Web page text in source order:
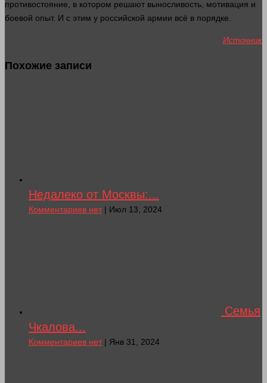
противостояние, в котором решают выносливость, мотивация и
боевой опыт. И с этим у российской армии всё в порядке.
Источник
Похожие записи
Недалеко от Москвы:...
Комментариев нет| Июл 13, 2024
Семья
Чкалова...
Комментариев нет| Янв 31, 2024